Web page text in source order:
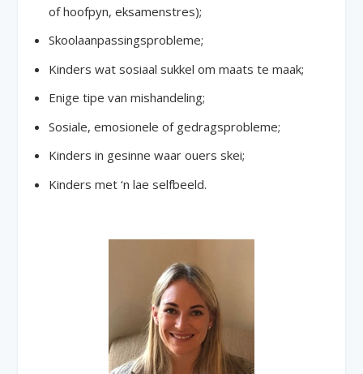
of hoofpyn, eksamenstres);
Skoolaanpassingsprobleme;
Kinders wat sosiaal sukkel om maats te maak;
Enige tipe van mishandeling;
Sosiale, emosionele of gedragsprobleme;
Kinders in gesinne waar ouers skei;
Kinders met ‘n lae selfbeeld.